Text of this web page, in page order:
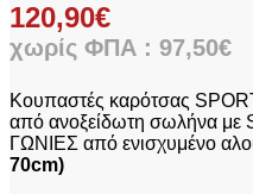
120,90€
χωρίς ΦΠΑ : 97,50€
Kουπαστές καρότσας
από ανοξείδωτη σωλήνα με
ΓΩΝΙΕΣ από ενισχυμένο
70cm)